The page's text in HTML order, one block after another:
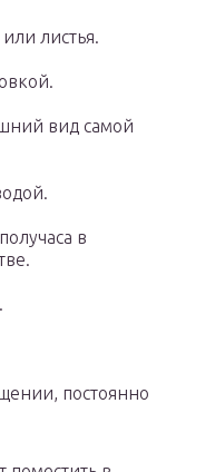
листья.
вид самой
в
постоянно